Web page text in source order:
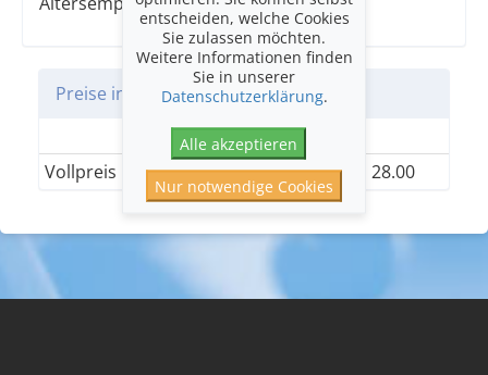
Preise in CHF
Einheitskategorie
Vollpreis
28.00
entscheiden, welche Cookies
Sie zulassen möchten.
Weitere Informationen finden
Sie in unserer
Datenschutzerklärung.
Alle akzeptieren
Nur notwendige Cookies